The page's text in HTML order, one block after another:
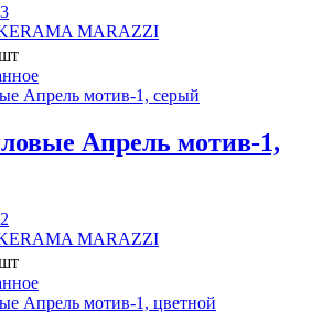
MARAZZI
Апрель мотив-1,
MARAZZI